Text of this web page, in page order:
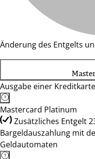
Änderung des Entgelts
Ausgabe einer Kreditkarte
Mastercard Platinum
Zusätzliches Entgelt
Bargeldauszahlung mit
Geldautomaten